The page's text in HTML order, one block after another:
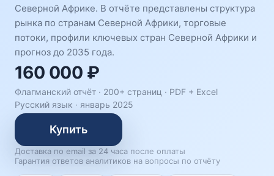
Северной Африке. В отчёте представлены структура
рынка по странам Северной Африки, торговые
потоки, профили ключевых стран Северной Африки и
прогноз до 2035 года.
160 000 ₽
Флагманский отчёт · 200+ страниц · PDF + Excel
Русский язык · январь 2025
Купить
Доставка по email за 24 часа после оплаты
Гарантия ответов аналитиков на вопросы по отчёту